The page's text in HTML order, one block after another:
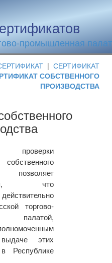
промышленная
| СЕРТИФИКАТ
СОБСТВЕННОГО
ПРОИЗВОДСТВА
позволяет
что
торгово-
палатой,
этих
Республике